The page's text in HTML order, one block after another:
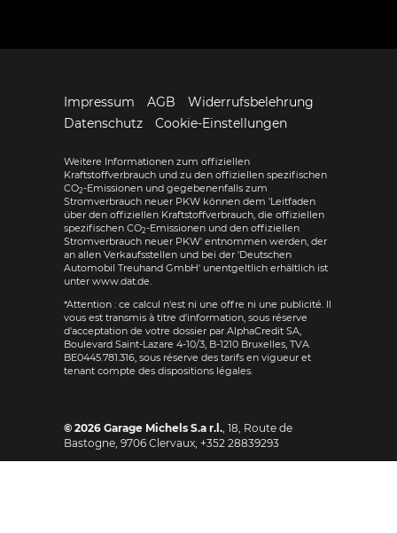
Impressum AGB
Widerrufsbelehrung
Datenschutz
Cookie-Einstellungen
Weitere Informationen zum offiziellen
Kraftstoffverbrauch und zu den offiziellen spezifischen
CO2-Emissionen und gegebenenfalls zum
Stromverbrauch neuer PKW können dem 'Leitfaden
über den offiziellen Kraftstoffverbrauch, die offiziellen
spezifischen CO2-Emissionen und den offiziellen
Stromverbrauch neuer PKW' entnommen werden, der
an allen Verkaufsstellen und bei der 'Deutschen
Automobil Treuhand GmbH' unentgeltlich erhältlich ist
unter www.dat.de.
*Attention : ce calcul n'est ni une offre ni une publicité. Il
vous est transmis à titre d'information, sous réserve
d'acceptation de votre dossier par AlphaCredit SA,
Boulevard Saint-Lazare 4-10/3, B-1210 Bruxelles, TVA
BE0445.781.316, sous réserve des tarifs en vigueur et
tenant compte des dispositions légales.
© 2026 Garage Michels S.a r.l., 18, Route de
Bastogne, 9706 Clervaux, +352 28839293